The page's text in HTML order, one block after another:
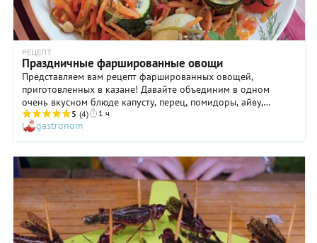
РЕЦЕПТ
Праздничные фаршированные овощи
Представляем вам рецепт фаршированных овощей,
приготовленных в казане! Давайте объединим в одном
очень вкусном блюде капусту, перец, помидоры, айву,
горошины нута и распаренный чесночок! Очень хорошо
подходят фаршированные овощи и для дачного отдыха
— приготовить их можно на живом огне! А в каком восторге
будут гости! Чтобы вас не «лихорадило» во время
приготовления столь богатого по компонентам блюда, важно
соблюдать последовательность шагов. Просто действуйте
согласно нашему рецепту — и все получится!
5 (4) 1 ч
gastronom